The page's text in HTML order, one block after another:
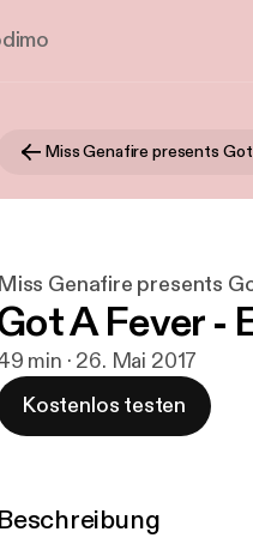
Miss Genafire presents
A Fever -
min · 26. Mai 2017
Kostenlos testen
Beschreibung